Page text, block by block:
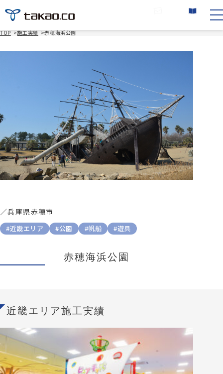
TOP >施工実績 >赤穂海浜公園
／兵庫県赤穂市
#近畿エリア #公園 #帆船 #遊具
赤穂海浜公園
近畿エリア施工実績